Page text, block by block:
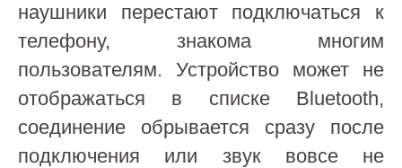
наушники перестают подключаться к
телефону, знакома многим
пользователям. Устройство может не
отображаться в списке Bluetooth,
соединение обрывается сразу после
подключения или звук вовсе не